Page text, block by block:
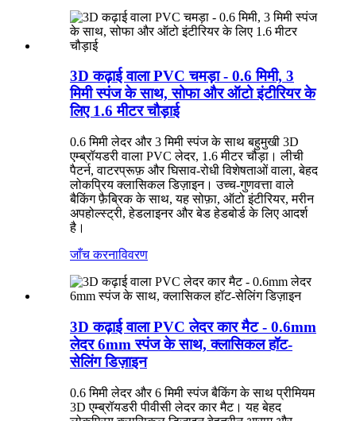
3D कढ़ाई वाला PVC चमड़ा - 0.6 मिमी, 3
मिमी स्पंज के साथ, सोफा और ऑटो इंटीरियर के
लिए 1.6 मीटर चौड़ाई
0.6 मिमी लेदर और 3 मिमी स्पंज के साथ बहुमुखी 3D
एम्ब्रॉयडरी वाला PVC लेदर, 1.6 मीटर चौड़ा। लीची
पैटर्न, वाटरप्रूफ़ और घिसाव-रोधी विशेषताओं वाला, बेहद
लोकप्रिय क्लासिकल डिज़ाइन। उच्च-गुणवत्ता वाले
बैकिंग फ़ैब्रिक के साथ, यह सोफ़ा, ऑटो इंटीरियर, मरीन
अपहोल्स्ट्री, हेडलाइनर और बेड हेडबोर्ड के लिए आदर्श
है।
जाँच करनाविवरण
3D कढ़ाई वाला PVC लेदर कार मैट - 0.6mm
लेदर 6mm स्पंज के साथ, क्लासिकल हॉट-
सेलिंग डिज़ाइन
0.6 मिमी लेदर और 6 मिमी स्पंज बैकिंग के साथ प्रीमियम
3D एम्ब्रॉयडरी पीवीसी लेदर कार मैट। यह बेहद